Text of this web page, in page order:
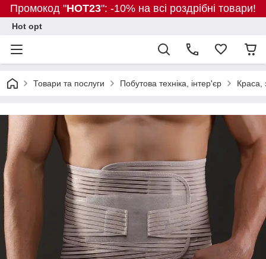
Промокод "HOT23": -10% на всі роздрібні товари!
Hot opt
Товари та послуги Побутова техніка, інтер'єр Краса,